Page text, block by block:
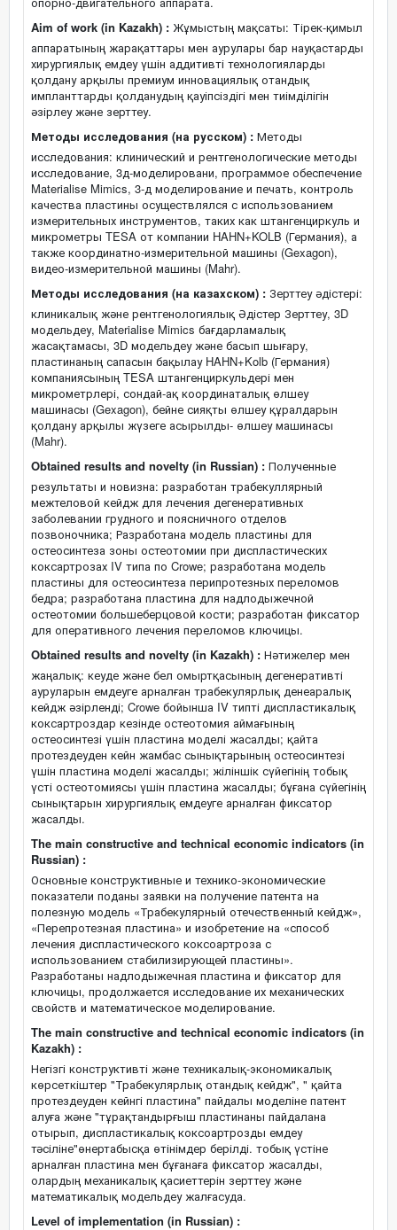
Aim of work (in Kazakh) : Жұмыстың мақсаты: Тірек-қимыл
аппаратының жарақаттары мен аурулары бар науқастарды
хирургиялық емдеу үшін аддитивті технологияларды
қолдану арқылы премиум инновациялық отандық
импланттарды қолданудың қауіпсіздігі мен тиімділігін
әзірлеу және зерттеу.
Методы исследования (на русском) : Методы
исследования: клинический и рентгенологические методы
исследование, 3д-моделировани, программое обеспечение
Materialise Mimics, 3-д моделирование и печать, контроль
качества пластины осуществлялся с использованием
измерительных инструментов, таких как штангенциркуль и
микрометры TESA от компании HAHN+KOLB (Германия), а
также координатно-измерительной машины (Gexagon),
видео-измерительной машины (Mahr).
Методы исследования (на казахском) : Зерттеу әдістері:
клиникалық және рентгенологиялық Әдістер Зерттеу, 3D
модельдеу, Materialise Mimics бағдарламалық
жасақтамасы, 3D модельдеу және басып шығару,
пластинаның сапасын бақылау HAHN+Kolb (Германия)
компаниясының TESA штангенциркульдері мен
микрометрлері, сондай-ақ координаталық өлшеу
машинасы (Gexagon), бейне сияқты өлшеу құралдарын
қолдану арқылы жүзеге асырылды- өлшеу машинасы
(Mahr).
Obtained results and novelty (in Russian) : Полученные
результаты и новизна: разработан трабекуллярный
межтеловой кейдж для лечения дегенеративных
заболевании грудного и поясничного отделов
позвоночника; Разработана модель пластины для
остеосинтеза зоны остеотомии при диспластических
коксартрозах IV типа по Crowe; разработана модель
пластины для остеосинтеза перипротезных переломов
бедра; разработана пластина для надлодыжечной
остеотомии большеберцовой кости; разработан фиксатор
для оперативного лечения переломов ключицы.
Obtained results and novelty (in Kazakh) : Нәтижелер мен
жаңалық: кеуде және бел омыртқасының дегенеративті
ауруларын емдеуге арналған трабекулярлық денеаралық
кейдж әзірленді; Crowe бойынша IV типті диспластикалық
коксартроздар кезінде остеотомия аймағының
остеосинтезі үшін пластина моделі жасалды; қайта
протездеуден кейн жамбас сынықтарының остеосинтезі
үшін пластина моделі жасалды; жіліншік сүйегінің тобық
үсті остеотомиясы үшін пластина жасалды; бұғана сүйегінің
сынықтарын хирургиялық емдеуге арналған фиксатор
жасалды.
The main constructive and technical economic indicators (in
Russian) :
Основные конструктивные и технико-экономические
показатели поданы заявки на получение патента на
полезную модель «Трабекулярный отечественный кейдж»,
«Перепротезная пластина» и изобретение на «способ
лечения диспластического коксоартроза с
использованием стабилизирующей пластины».
Разработаны надлодыжечная пластина и фиксатор для
ключицы, продолжается исследование их механических
свойств и математическое моделирование.
The main constructive and technical economic indicators (in
Kazakh) :
Негізгі конструктивті және техникалық-экономикалық
көрсеткіштер "Трабекулярлық отандық кейдж", " қайта
протездеуден кейнгі пластина" пайдалы моделіне патент
алуға және "тұрақтандырғыш пластинаны пайдалана
отырып, диспластикалық коксоартрозды емдеу
тәсіліне"өнертабысқа өтінімдер берілді. тобық үстіне
арналған пластина мен бұғанаға фиксатор жасалды,
олардың механикалық қасиеттерін зерттеу және
математикалық модельдеу жалғасуда.
Level of implementation (in Russian) :